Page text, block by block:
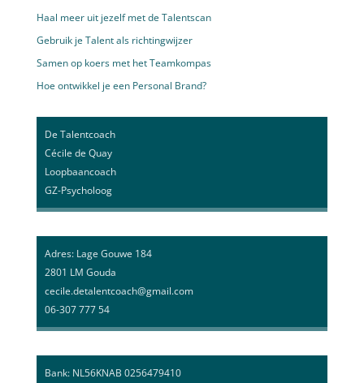
Haal meer uit jezelf met de Talentscan
Gebruik je Talent als richtingwijzer
Samen op koers met het Teamkompas
Hoe ontwikkel je een Personal Brand?
De Talentcoach
Cécile de Quay
Loopbaancoach
GZ-Psycholoog
Adres: Lage Gouwe 184
2801 LM Gouda
cecile.detalentcoach@gmail.com
06-307 777 54
Bank: NL56KNAB 0256479410